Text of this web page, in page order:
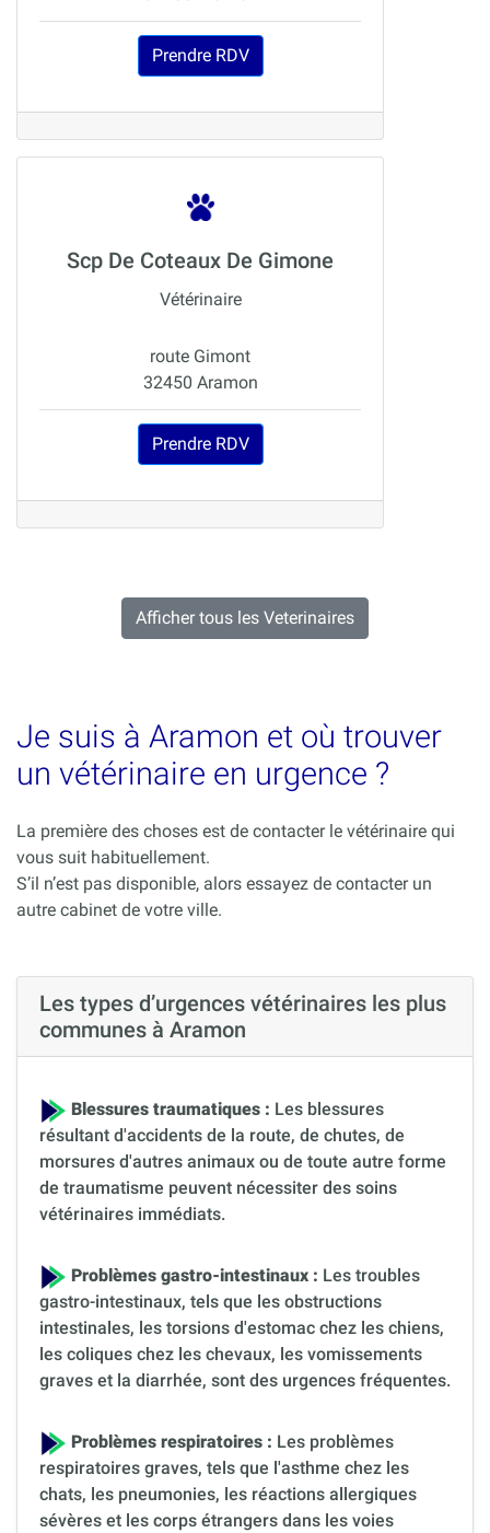
Prendre RDV
Scp De Coteaux De Gimone
Vétérinaire
route Gimont
32450 Aramon
Prendre RDV
Afficher tous les Veterinaires
Je suis à Aramon et où trouver
un vétérinaire en urgence ?
La première des choses est de contacter le vétérinaire qui
vous suit habituellement.
S’il n’est pas disponible, alors essayez de contacter un
autre cabinet de votre ville.
Les types d’urgences vétérinaires les plus
communes à Aramon
Blessures traumatiques : Les blessures
résultant d'accidents de la route, de chutes, de
morsures d'autres animaux ou de toute autre forme
de traumatisme peuvent nécessiter des soins
vétérinaires immédiats.
Problèmes gastro-intestinaux : Les troubles
gastro-intestinaux, tels que les obstructions
intestinales, les torsions d'estomac chez les chiens,
les coliques chez les chevaux, les vomissements
graves et la diarrhée, sont des urgences fréquentes.
Problèmes respiratoires : Les problèmes
respiratoires graves, tels que l'asthme chez les
chats, les pneumonies, les réactions allergiques
sévères et les corps étrangers dans les voies